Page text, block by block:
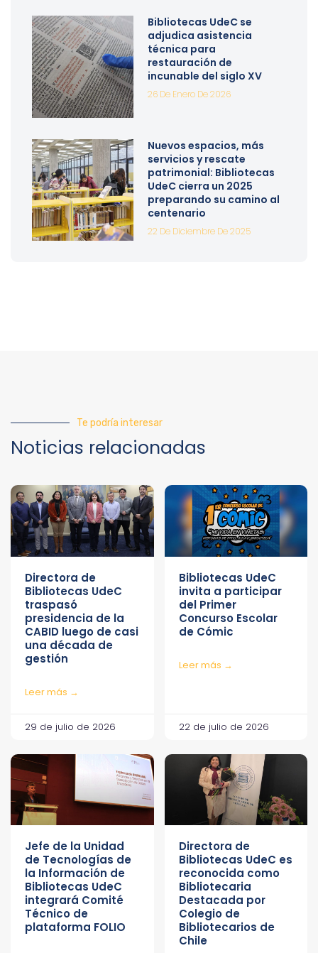
Bibliotecas UdeC se
adjudica asistencia
técnica para
restauración de
incunable del siglo XV
26 De Enero De 2026
Nuevos espacios, más
servicios y rescate
patrimonial: Bibliotecas
UdeC cierra un 2025
preparando su camino al
centenario
22 De Diciembre De 2025
Te podría interesar
Noticias relacionadas
Directora de
Bibliotecas UdeC
traspasó
presidencia de la
CABID luego de casi
una década de
gestión
Leer más →
29 de julio de 2026
Bibliotecas UdeC
invita a participar
del Primer
Concurso Escolar
de Cómic
Leer más →
22 de julio de 2026
Jefe de la Unidad
de Tecnologías de
la Información de
Bibliotecas UdeC
integrará Comité
Técnico de
plataforma FOLIO
Directora de
Bibliotecas UdeC es
reconocida como
Bibliotecaria
Destacada por
Colegio de
Bibliotecarios de
Chile